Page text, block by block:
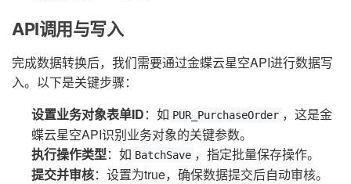
API调用与写入
完成数据转换后，我们需要通过金蝶云星空API进行数据写
入。以下是关键步骤：
设置业务对象表单ID：如 PUR_PurchaseOrder ，这是金
蝶云星空API识别业务对象的关键参数。
执行操作类型：如 BatchSave ，指定批量保存操作。
提交并审核：设置为true，确保数据提交后自动审核。